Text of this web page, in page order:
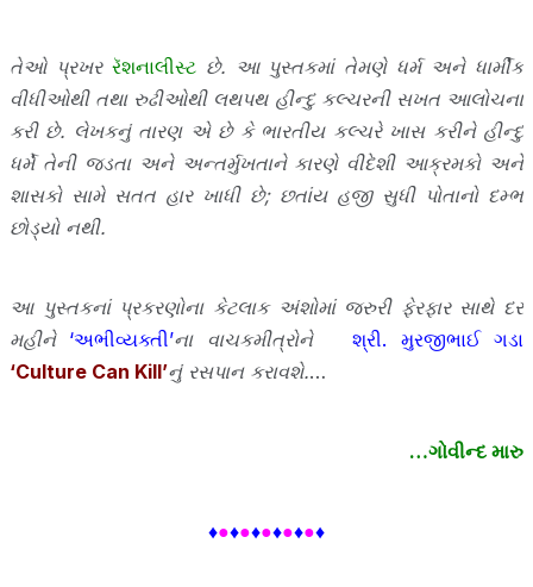
તેઓ પ્રખર રૅશનાલીસ્ટછે. આ પુસ્તકમાં તેમણે ધર્મ અને ધાર્મીક
વીધીઓથી તથા રુઢીઓથી લથપથ હીન્દુ કલ્ચરની સખત આલોચના
કરી છે. લેખકનું તારણ એ છે કે ભારતીય કલ્ચરે ખાસ કરીને હીન્દુ
ધર્મે તેની જડતા અને અન્તર્મુખતાને કારણે વીદેશી આક્રમકો અને
શાસકો સામે સતત હાર ખાધી છે; છતાંય હજી સુધી પોતાનો દમ્ભ
છોડ્યો નથી.
આ પુસ્તકનાં પ્રકરણોના કેટલાક અંશોમાં જરુરી ફેરફાર સાથે દર
મહીને ‘અભીવ્યક્તી’ના વાચકમીત્રોનેશ્રી. મુરજીભાઈ ગડા
‘Culture Can Kill’નું રસપાન કરાવશે.…
…ગોવીન્દ મારુ
♦●♦●♦●♦●♦●♦